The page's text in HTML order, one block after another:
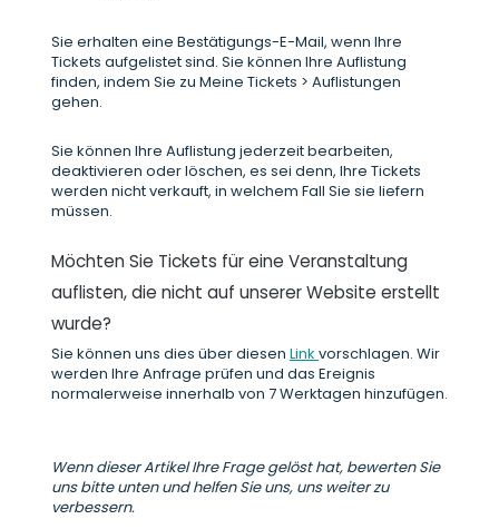
Sie erhalten eine Bestätigungs-E-Mail, wenn Ihre
Tickets aufgelistet sind. Sie können Ihre Auflistung
finden, indem Sie zu Meine Tickets > Auflistungen
gehen.
Sie können Ihre Auflistung jederzeit bearbeiten,
deaktivieren oder löschen, es sei denn, Ihre Tickets
werden nicht verkauft, in welchem Fall Sie sie liefern
müssen.
Möchten Sie Tickets für eine Veranstaltung
auflisten, die nicht auf unserer Website erstellt
wurde?
Sie können uns dies über diesen Link vorschlagen. Wir
werden Ihre Anfrage prüfen und das Ereignis
normalerweise innerhalb von 7 Werktagen hinzufügen.
Wenn dieser Artikel Ihre Frage gelöst hat, bewerten Sie
uns bitte unten und helfen Sie uns, uns weiter zu
verbessern.